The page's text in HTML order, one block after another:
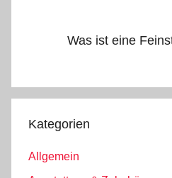
Was ist eine
Kategorien
Allgemein